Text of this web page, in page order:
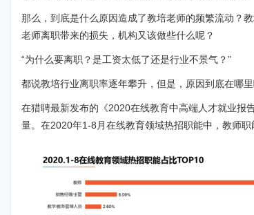
那么，到底是什么原因造成了教培老师的频繁流动？
老师离职带来的损失，机构又该做些什么呢？
“为什么要离职？是工资太低了还是行业不景气？”
都说教培行业离职率逐年攀升，但是，原因到底在哪
在猎聘最新发布的《2020在线教育中高端人才就业报
量。在2020年1-8月在线教育领域热招职能中，教师职